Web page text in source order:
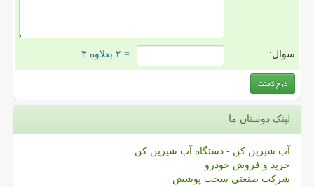
سوال: = ۲ بعلاوه ۳
لینک دوستان ما
آب شیرین کن - دستگاه آب شیرین کن
خرید و فروش خودرو
شرکت صنعتی سخت پوشش